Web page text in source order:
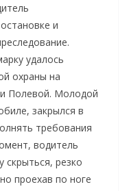
и
удалось
охраны на
и Полевой. Молодой
закрылся в
требования
водитель
скрыться, резко
проехав по ноге